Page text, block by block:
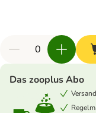
Das zooplus Abo